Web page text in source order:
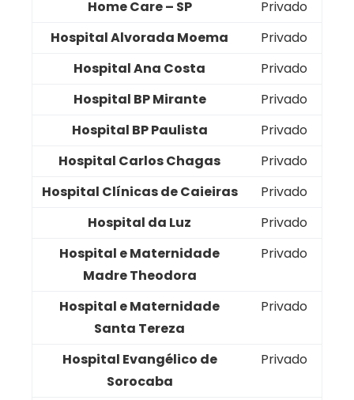
Home Care – SP
Privado
Hospital Alvorada Moema
Privado
Hospital Ana Costa
Privado
Hospital BP Mirante
Privado
Hospital BP Paulista
Privado
Hospital Carlos Chagas
Privado
Hospital Clínicas de Caieiras
Privado
Hospital da Luz
Privado
Hospital e Maternidade
Madre Theodora
Privado
Hospital e Maternidade
Santa Tereza
Privado
Hospital Evangélico de
Sorocaba
Privado